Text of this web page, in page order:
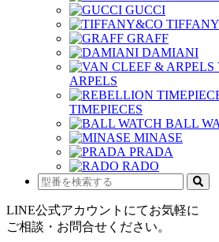
GUCCI
GRAFF
DAMIANI
ARPELS
TIMEPIECES
BALL
MINASE
PRADA
RADO
LINE公式アカウントにてお気軽に
ご相談・お問合せください。